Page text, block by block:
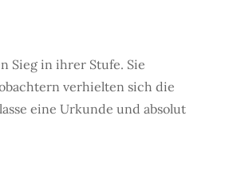
Sieg in ihrer Stufe. Sie
verhielten sich die
eine Urkunde und absolut